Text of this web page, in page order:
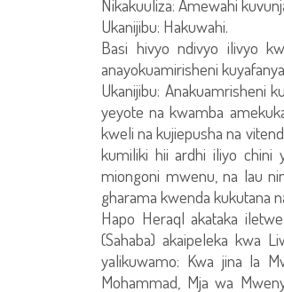
Nikakuuliza: Amewahi
Ukanijibu: Hakuwahi.
Basi hivyo ndivyo ilivyo
anayokuamirisheni
Ukanijibu: Anakuamrisheni
yeyote na kwamba
kweli na kujiepusha na
kumiliki hii ardhi iliyo chini
miongoni mwenu, na lau
gharama kwenda kukutana
Hapo Heraql akataka
(Sahaba) akaipeleka kwa
yalikuwamo: Kwa jina la
Mohammad, Mja wa